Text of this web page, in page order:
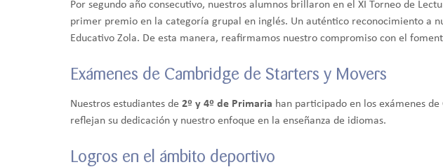
Por segundo año consecutivo, nuestros alumnos brillaron en el XI Torneo de
primer premio en la categoría grupal en inglés. Un auténtico reconocimiento a
Educativo Zola. De esta manera, reafirmamos nuestro compromiso con el
Exámenes de Cambridge de Starters y Movers
Nuestros estudiantes de 2º y 4º de Primaria han participado en los exámenes de
reflejan su dedicación y nuestro enfoque en la enseñanza de idiomas.
Logros en el ámbito deportivo